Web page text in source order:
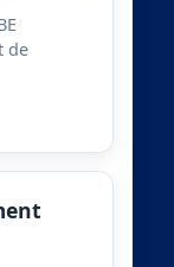
de